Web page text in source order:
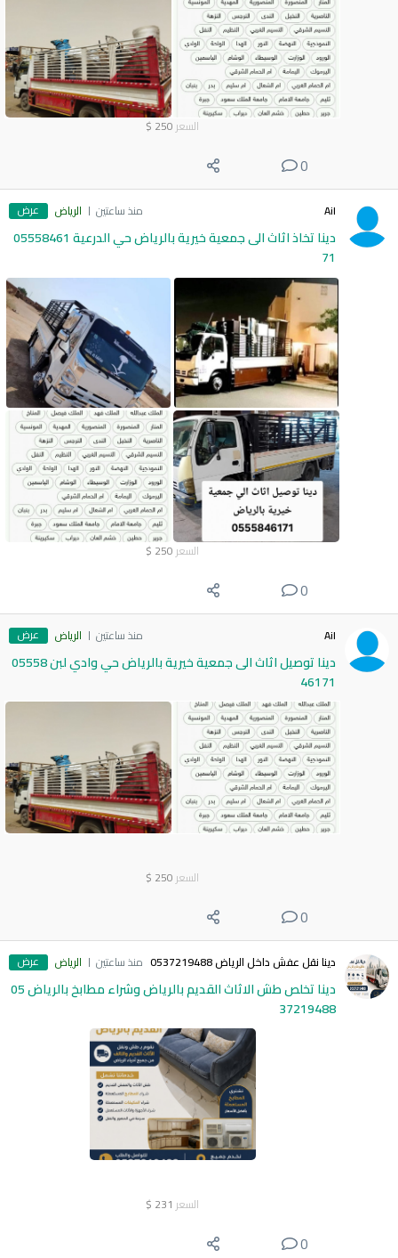
السعر 250
$
0
Ail منذ ساعتين الرياض عرض
دينا تخاذ اثاث الى جمعية خيرية بالرياض حي الدرعية 05558461
71
السعر 250
$
0
Ail منذ ساعتين الرياض عرض
دينا توصيل اثاث الى جمعية خيرية بالرياض حي وادي لبن 05558
46171
السعر 250
$
0
دينا نقل عفش داخل الرياض 0537219488 منذ ساعتين الرياض عرض
دينا تخلص طش الاثاث القديم بالرياض وشراء مطابخ بالرياض 05
37219488
السعر 231
$
0